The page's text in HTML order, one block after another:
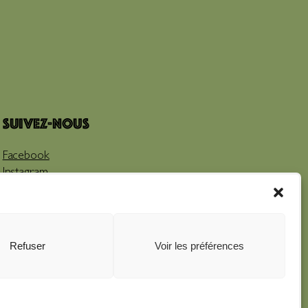
Refuser Voir les préférences
Suivez-nous
Facebook
Instagram